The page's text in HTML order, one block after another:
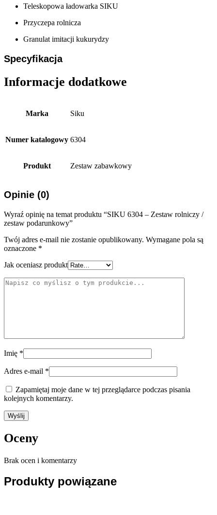
Teleskopowa ładowarka SIKU
Przyczepa rolnicza
Granulat imitacji kukurydzy
Specyfikacja
Informacje dodatkowe
Marka Siku
Numer katalogowy 6304
Produkt Zestaw zabawkowy
Opinie (0)
Wyraź opinię na temat produktu “SIKU 6304 – Zestaw rolniczy /
zestaw podarunkowy”
Twój adres e-mail nie zostanie opublikowany. Wymagane pola są
oznaczone *
Jak oceniasz produkt
Imię *
Adres e-mail *
Zapamiętaj moje dane w tej przeglądarce podczas pisania
kolejnych komentarzy.
Oceny
Brak ocen i komentarzy
Produkty powiązane